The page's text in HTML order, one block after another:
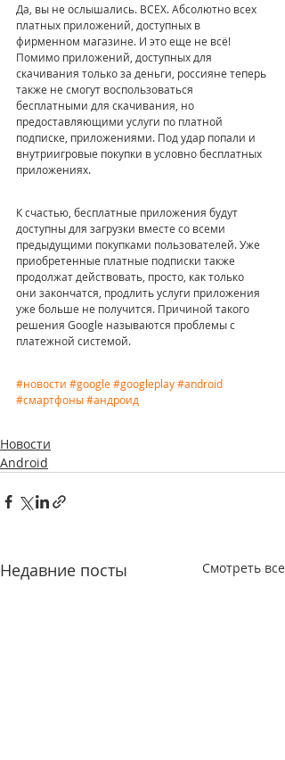
Да, вы не ослышались. ВСЕХ. Абсолютно всех
платных приложений, доступных в
фирменном магазине. И это еще не всё!
Помимо приложений, доступных для
скачивания только за деньги, россияне теперь
также не смогут воспользоваться
бесплатными для скачивания, но
предоставляющими услуги по платной
подписке, приложениями. Под удар попали и
внутриигровые покупки в условно бесплатных
приложениях.
К счастью, бесплатные приложения будут
доступны для загрузки вместе со всеми
предыдущими покупками пользователей. Уже
приобретенные платные подписки также
продолжат действовать, просто, как только
они закончатся, продлить услуги приложения
уже больше не получится. Причиной такого
решения Google называются проблемы с
платежной системой.
#новости #google#googleplay#android
#смартфоны#андроид
Новости
Android
Недавние посты Смотреть все